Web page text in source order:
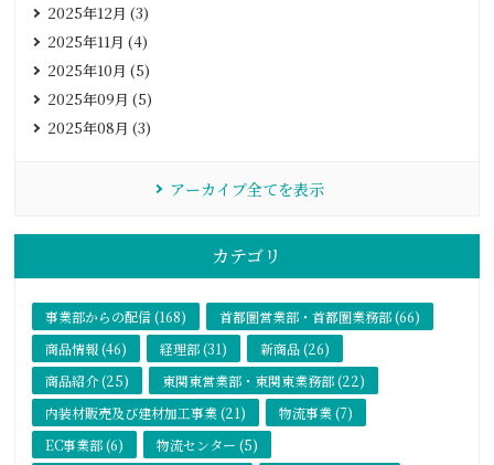
2025年12月 (3)
2025年11月 (4)
2025年10月 (5)
2025年09月 (5)
2025年08月 (3)
アーカイブ全てを表示
カテゴリ
事業部からの配信 (168)
首都圏営業部・首都圏業務部 (66)
商品情報 (46)
経理部 (31)
新商品 (26)
商品紹介 (25)
東関東営業部・東関東業務部 (22)
内装材販売及び建材加工事業 (21)
物流事業 (7)
EC事業部 (6)
物流センター (5)